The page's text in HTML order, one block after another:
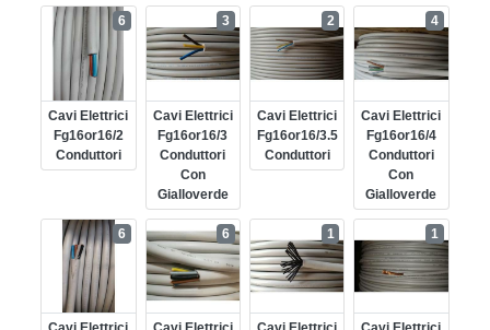
Cavi Elettrici
Fg16or16/2
Conduttori
6
Cavi Elettrici
Fg16or16/3
Conduttori
Con
Gialloverde
3
Cavi Elettrici
Fg16or16/3.5
Conduttori
2
Cavi Elettrici
Fg16or16/4
Conduttori
Con
Gialloverde
4
6 6 1 1